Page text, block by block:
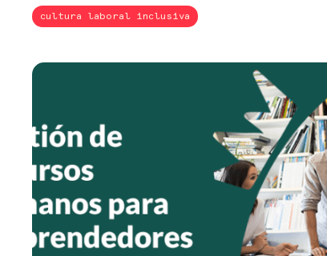
cultura laboral inclusiva